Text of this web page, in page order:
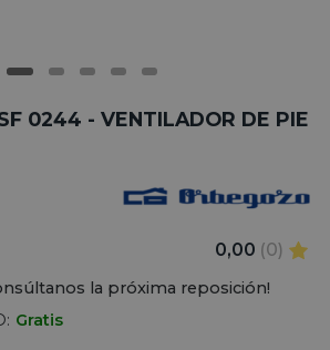
0244 - VENTILADOR DE PIE
0,00 (0)
la próxima reposición!
Gratis